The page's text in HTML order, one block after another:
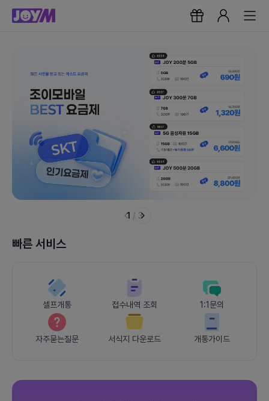
1 / 3
빠른 서비스
셀프개통 접수내역 조회 1:1문의
자주묻는질문 서식지 다운로드 개통가이드